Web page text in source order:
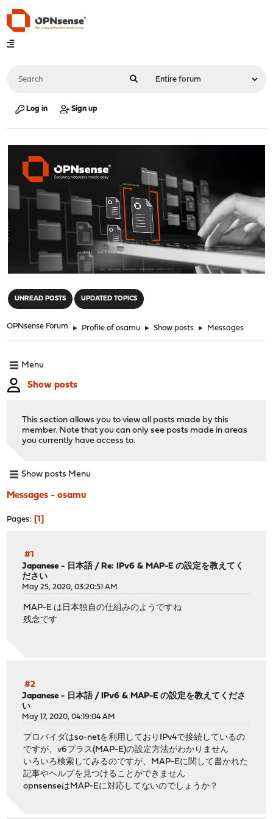
Log in Sign up
UNREAD POSTS UPDATED TOPICS
OPNsense Forum ► Profile of osamu ► Show posts ► Messages
Menu
Show posts
This section allows you to view all posts made by this
member. Note that you can only see posts made in areas
you currently have access to.
Show posts Menu
Messages - osamu
Pages 1
#1
Japanese - 日本語 / Re: IPv6 & MAP-E の設定を教えてく
ださい
May 25, 2020, 03:20:51 AM
MAP-E は日本独自の仕組みのようですね
残念です
#2
Japanese - 日本語 /
IPv6 & MAP-E の設定を教えてくださ
い
May 17, 2020, 04:19:04 AM
プロバイダはso-netを利用しておりIPv4で接続しているの
ですが、v6プラス(MAP-E)の設定方法がわかりません
いろいろ検索してみるのですが、MAP-Eに関して書かれた
記事やヘルプを見つけることができません
opnsenseはMAP-Eに対応してないのでしょうか？